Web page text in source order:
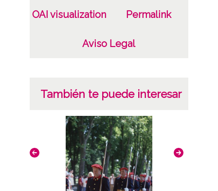
OAI visualization Permalink
Aviso Legal
También te puede interesar